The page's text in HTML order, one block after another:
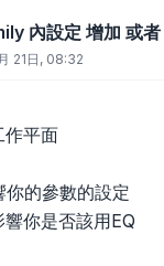
內設定 增加 或
21日, 08:32
作平面
的參數的設定
你是否該用EQ